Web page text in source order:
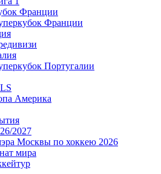
Франции
Франции
Португалии
Америка
2027
Москвы по хоккею 2026
мира